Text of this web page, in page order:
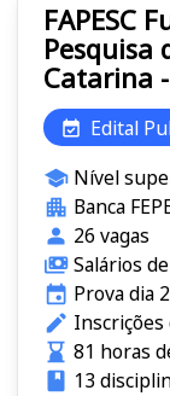
FAPESC
Pesquisa
Catarina
Edital
Nível
Banca
26 vagas
Salários
Prova dia
81 horas
13